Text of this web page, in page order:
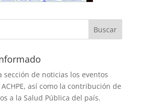
sección de noticias los eventos
así como la contribución de
a la Salud Pública del país.